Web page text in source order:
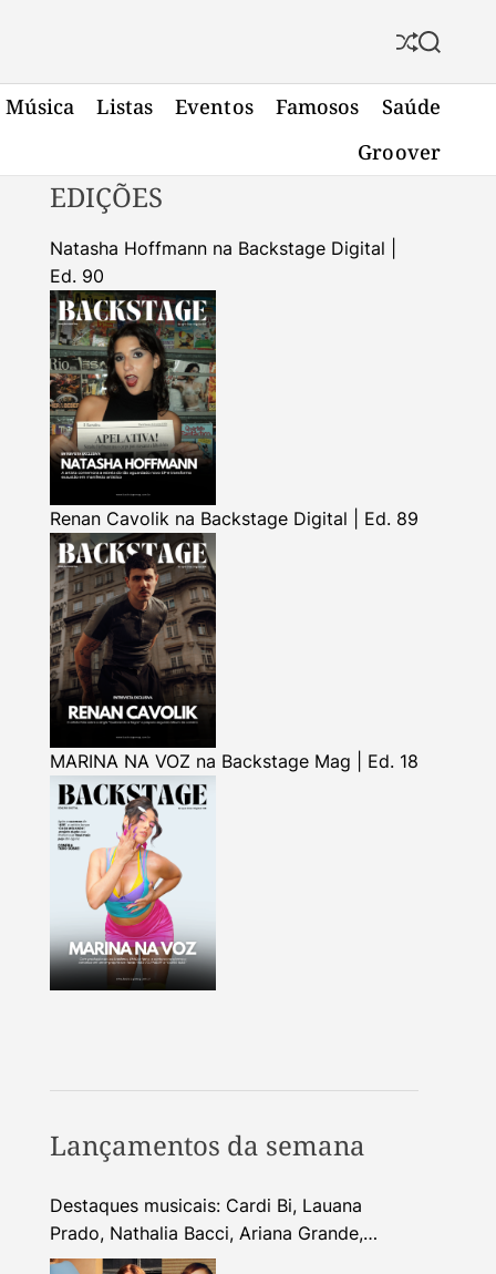
S
f
l
S
a
r
h
Música Listas Eventos Famosos
Saúde
Groover
EDIÇÕES
Natasha Hoffmann na Backstage Digital |
Ed. 90
Renan Cavolik na Backstage Digital | Ed. 89
MARINA NA VOZ na Backstage Mag | Ed. 18
Lançamentos da semana
Destaques musicais: Cardi Bi, Lauana
Prado, Nathalia Bacci, Ariana Grande,
Alhocca, Dhi Ribeiro e mais